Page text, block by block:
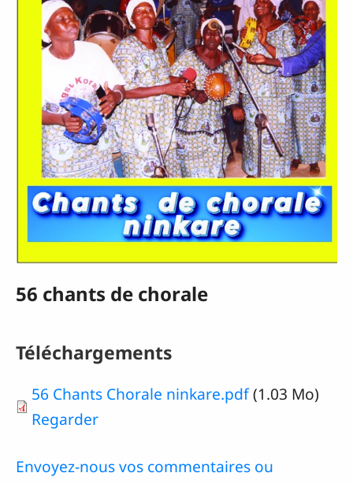
56 chants de chorale
Téléchargements
Document
56 Chants Chorale ninkare.pdf(1.03 Mo)
Regarder
Envoyez-nous vos commentaires ou